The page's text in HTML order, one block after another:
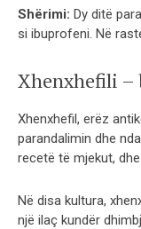
Shërimi: Dy ditë
si ibuprofeni. Në
Xhenxhefili –
Xhenxhefil, erëz
parandalimin dhe
recetë të mjekut,
Në disa kultura,
një ilaç kundër